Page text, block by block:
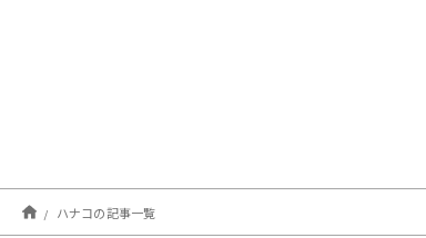
ハナコの記事一覧